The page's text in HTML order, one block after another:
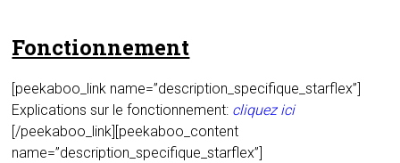
Fonctionnement
[peekaboo_link name=”description_specifique_starflex”]
Explications sur le fonctionnement: cliquez ici
[/peekaboo_link][peekaboo_content
name=”description_specifique_starflex”]